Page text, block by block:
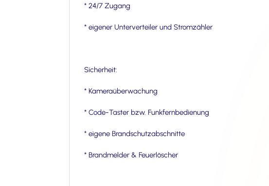
* 24/7 Zugang
* eigener Unterverteiler und Stromzähler
Sicherheit:
* Kameraüberwachung
* Code-Taster bzw. Funkfernbedienung
* eigene Brandschutzabschnitte
* Brandmelder & Feuerlöscher